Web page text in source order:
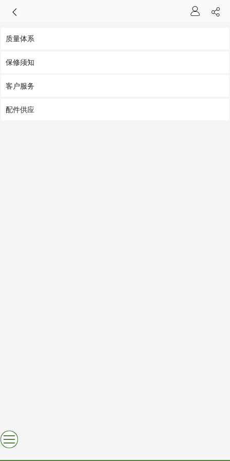
质量体系
保修须知
客户服务
配件供应